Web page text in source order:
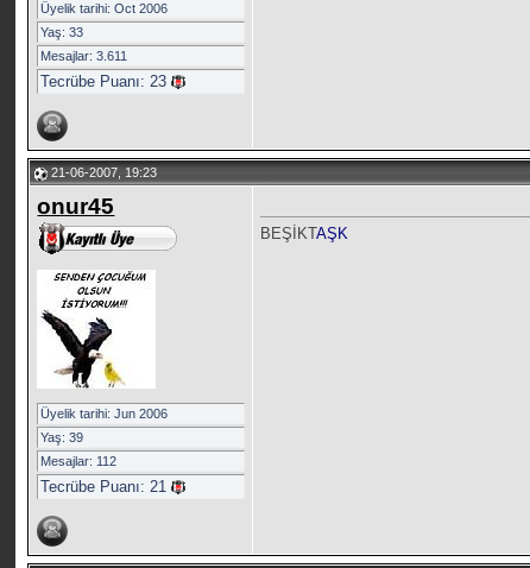
Üyelik tarihi: Oct 2006
Yaş: 33
Mesajlar: 3.611
Tecrübe Puanı:23
21-06-2007, 19:23
onur45
Üyelik tarihi: Jun 2006
Yaş: 39
Mesajlar: 112
Tecrübe Puanı:21
BEŞİKTAŞK